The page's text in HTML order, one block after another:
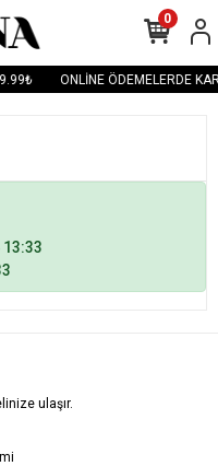
ONLİNE ÖDEMELERDE
0
13:33
ulaşır.